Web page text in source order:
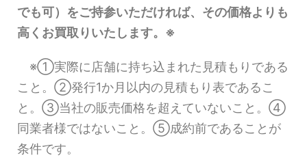
でも可）をご持参いただければ、その価格よりも
高くお買取りいたします。※
※①実際に店舗に持ち込まれた見積もりである
こと。②発行1か月以内の見積もり表であるこ
と。③当社の販売価格を超えていないこと。④
同業者様ではないこと。⑤成約前であることが
条件です。